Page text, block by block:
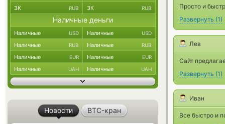
Просто и
Развернуть (1)
Лев
Сайт
Развернуть (1)
Иван
Все быстро и
ЗК RUB ЗК RUB
Наличные деньги
Наличные USD Наличные USD
Наличные RUB Наличные RUB
Наличные EUR Наличные EUR
Наличные UAH Наличные UAH
Новости BTC-кран